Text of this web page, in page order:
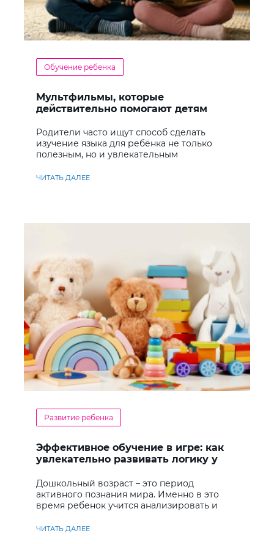
Обучение ребенка
Мультфильмы, которые
действительно помогают детям
Родители часто ищут способ сделать
изучение языка для ребёнка не только
полезным, но и увлекательным
ЧИТАТЬ ДАЛЕЕ
Развитие ребенка
Эффективное обучение в игре: как
увлекательно развивать логику у
Дошкольный возраст – это период
активного познания мира. Именно в это
время ребенок учится анализировать и
ЧИТАТЬ ДАЛЕЕ